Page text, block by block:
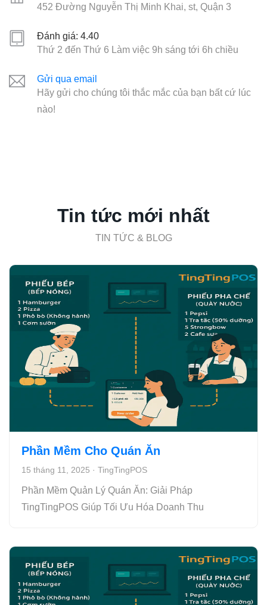
452 Đường Nguyễn Thị Minh Khai, st, Quận 3
Đánh giá: 4.40
Thứ 2 đến Thứ 6 Làm việc 9h sáng tới 6h chiều
Gửi qua email
Hãy gửi cho chúng tôi thắc mắc của bạn bất cứ lúc
nào!
Tin tức mới nhất
TIN TỨC & BLOG
Phần Mềm Cho Quán Ăn
15 tháng 11, 2025 · TingTingPOS
Phần Mềm Quản Lý Quán Ăn: Giải Pháp
TingTingPOS Giúp Tối Ưu Hóa Doanh Thu